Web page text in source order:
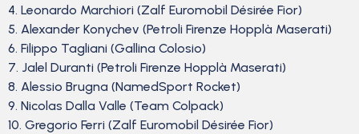
4. Leonardo Marchiori (Zalf Euromobil Désirée Fior)
5. Alexander Konychev (Petroli Firenze Hopplà Maserati)
6. Filippo Tagliani (Gallina Colosio)
7. Jalel Duranti (Petroli Firenze Hopplà Maserati)
8. Alessio Brugna (NamedSport Rocket)
9. Nicolas Dalla Valle (Team Colpack)
10. Gregorio Ferri (Zalf Euromobil Désirée Fior)